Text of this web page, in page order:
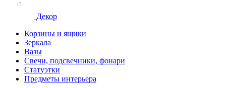
Декор
Корзины и ящики
Зеркала
Вазы
Свечи, подсвечники, фонари
Статуэтки
Предметы интерьера